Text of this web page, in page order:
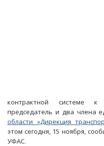
контрактной системе к
председатель и два члена
области «Дирекция
этом сегодня, 15 ноября,
УФАС.